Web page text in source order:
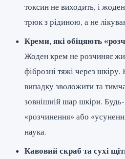
токсин не виходить, і
трюк з рідиною, а не
Креми, які обіцяють
Жоден крем не розчиняє
фіброзні тяжі через
випадку зволожити та
зовнішній шар шкіри.
«розчинення» або
наука.
Кавовий скраб та сухі